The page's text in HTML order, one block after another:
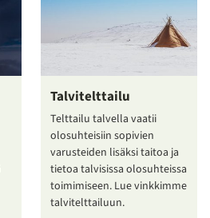
Talvitelttailu
Telttailu talvella vaatii
olosuhteisiin sopivien
varusteiden lisäksi taitoa ja
tietoa talvisissa olosuhteissa
toimimiseen. Lue vinkkimme
talvitelttailuun.